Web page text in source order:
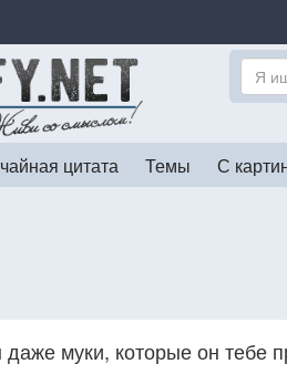
цитата Темы С
муки, которые он тебе